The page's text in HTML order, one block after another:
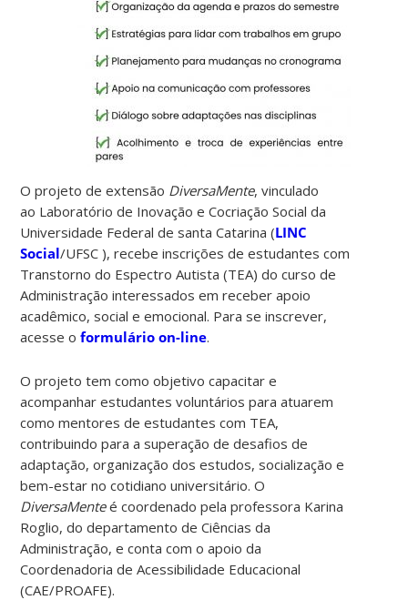
O projeto de extensão DiversaMente, vinculado
ao Laboratório de Inovação e Cocriação Social da
Universidade Federal de santa Catarina (LINC
Social/UFSC ), recebe inscrições de estudantes com
Transtorno do Espectro Autista (TEA) do curso de
Administração interessados em receber apoio
acadêmico, social e emocional. Para se inscrever,
acesse oformulário on-line.
O projeto tem como objetivo capacitar e
acompanhar estudantes voluntários para atuarem
como mentores de estudantes com TEA,
contribuindo para a superação de desafios de
adaptação, organização dos estudos, socialização e
bem-estar no cotidiano universitário.O
DiversaMenteé coordenado pela professora Karina
Roglio, do departamento de Ciências da
Administração, e conta com o apoio da
Coordenadoria de Acessibilidade Educacional
(CAE/PROAFE).